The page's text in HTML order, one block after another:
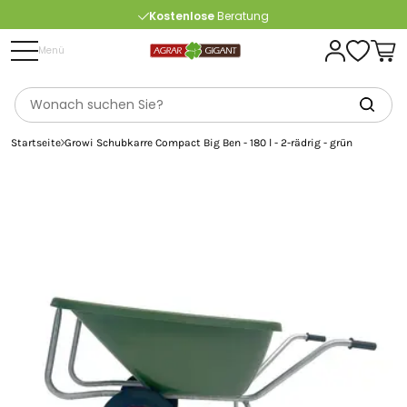
KostenloseBeratung
ab 175 € (in DE) – außer Sperrgut
Menü
Startseite Growi Schubkarre Compact Big Ben - 180 l - 2-rädrig - grün